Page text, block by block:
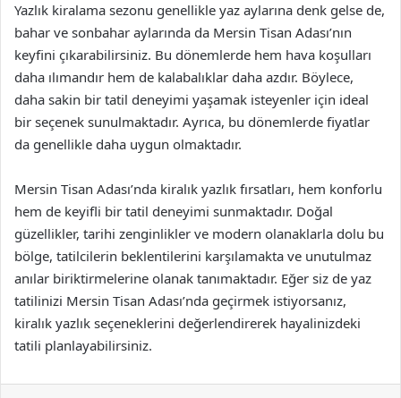
Yazlık kiralama sezonu genellikle yaz aylarına denk gelse de,
bahar ve sonbahar aylarında da Mersin Tisan Adası’nın
keyfini çıkarabilirsiniz. Bu dönemlerde hem hava koşulları
daha ılımandır hem de kalabalıklar daha azdır. Böylece,
daha sakin bir tatil deneyimi yaşamak isteyenler için ideal
bir seçenek sunulmaktadır. Ayrıca, bu dönemlerde fiyatlar
da genellikle daha uygun olmaktadır.
Mersin Tisan Adası’nda kiralık yazlık fırsatları, hem konforlu
hem de keyifli bir tatil deneyimi sunmaktadır. Doğal
güzellikler, tarihi zenginlikler ve modern olanaklarla dolu bu
bölge, tatilcilerin beklentilerini karşılamakta ve unutulmaz
anılar biriktirmelerine olanak tanımaktadır. Eğer siz de yaz
tatilinizi Mersin Tisan Adası’nda geçirmek istiyorsanız,
kiralık yazlık seçeneklerini değerlendirerek hayalinizdeki
tatili planlayabilirsiniz.